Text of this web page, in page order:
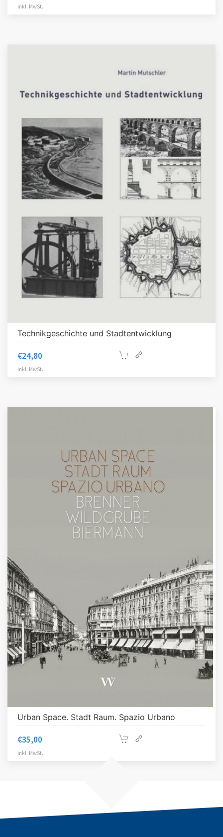
inkl. MwSt.
Technikgeschichte und Stadtentwicklung
€24,80
inkl. MwSt.
Urban Space. Stadt Raum. Spazio Urbano
€35,00
inkl. MwSt.